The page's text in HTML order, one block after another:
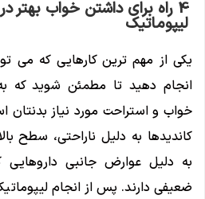
4 راه برای داشتن خواب
لیپوماتیک
یکی از مهم ‌ترین کارهایی که می
انجام دهید تا مطمئن شوید که
خواب و استراحت مورد نیاز بدنتان
کاندیدها به دلیل ناراحتی، سطح
به دلیل عوارض جانبی
ضعیفی دارند. پس از انجام